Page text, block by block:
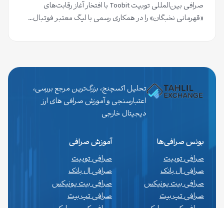
صرافی بین‌المللی توبیت Toobit با افتخار آغاز رقابت‌های
«قهرمانی نخبگان» را در همکاری رسمی با لیگ معتبر فوتبال…
تحلیل اکسچنج، بزرگ‌ترین مرجع بررسی،
اعتبارسنجی و آموزش صرافی های ارز
دیجیتال خارجی
بونس صرافی‌ها
صرافی توبیت
صرافی ال بانک
صرافی بیت یونیکس
صرافی تپ بیت
آموزش صرافی
صرافی توبیت
صرافی ال بانک
صرافی بیت یونیکس
صرافی تپ بیت